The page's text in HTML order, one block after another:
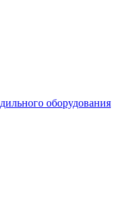
оборудования